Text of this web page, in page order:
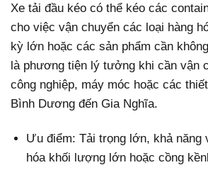
Xe tải đầu kéo có thể kéo các
cho việc vận chuyển các loại hàng
kỳ lớn hoặc các sản phẩm cần
là phương tiện lý tưởng khi cần vận
công nghiệp, máy móc hoặc các
Bình Dương đến Gia Nghĩa.
Ưu điểm: Tải trọng lớn, khả năng
hóa khối lượng lớn hoặc cồng